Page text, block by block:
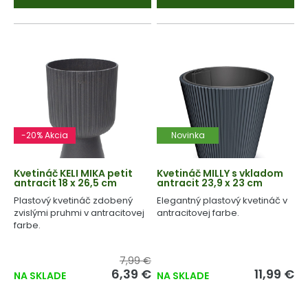
-20% Akcia
Kvetináč KELI MIKA petit
antracit 18 x 26,5 cm
Plastový kvetináč zdobený
zvislými pruhmi v antracitovej
farbe.
NA SKLADE
7,99 €
6,39 €
Novinka
Kvetináč MILLY s vkladom
antracit 23,9 x 23 cm
Elegantný plastový kvetináč v
antracitovej farbe.
NA SKLADE 11,99 €